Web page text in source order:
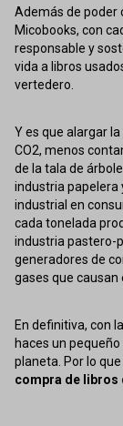
Además de poder
Micobooks, con
responsable y
vida a libros
vertedero.
Y es que alargar
CO2, menos
de la tala de
industria papelera
industrial en
cada tonelada
industria pastero-
generadores de
gases que causan
En definitiva, con la
haces un
planeta. Por lo
compra de libros